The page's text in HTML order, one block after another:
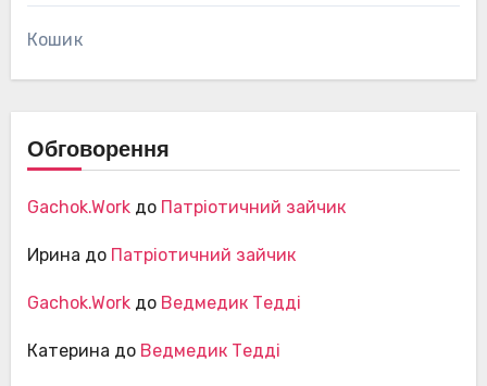
Кошик
Обговорення
Gachok.Workдо Патріотичний зайчик
Ирина до Патріотичний зайчик
Gachok.Workдо Ведмедик Тедді
Катерина до Ведмедик Тедді